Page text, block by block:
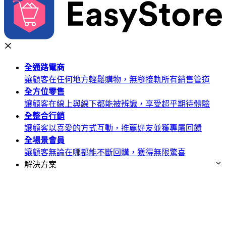
全通路電商
讓顧客在任何地方輕鬆購物，無縫接軌所有銷售管道
全方位零售
讓顧客在線上與線下都能被辨識，享受超乎期待體驗
全整合行銷
讓顧客以喜愛的方式互動，推薦好友並獲專屬回饋
全場景會員
讓顧客無論在哪都能不斷回購，獲得無限驚喜
解決方案